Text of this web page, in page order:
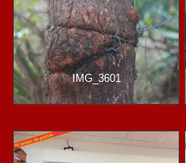
IMG_3601